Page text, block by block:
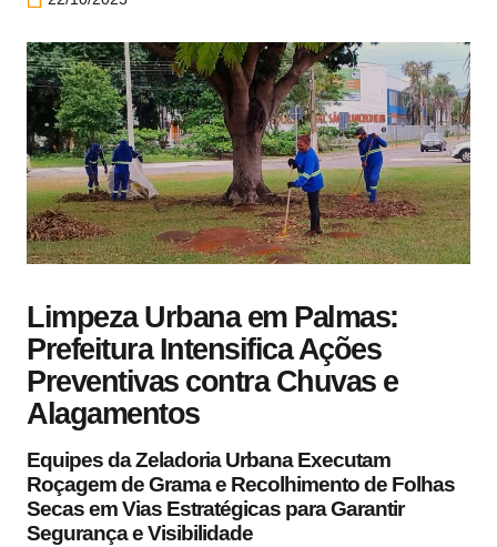
Limpeza Urbana em Palmas:
Prefeitura Intensifica Ações
Preventivas contra Chuvas e
Alagamentos
Equipes da Zeladoria Urbana Executam
Roçagem de Grama e Recolhimento de Folhas
Secas em Vias Estratégicas para Garantir
Segurança e Visibilidade